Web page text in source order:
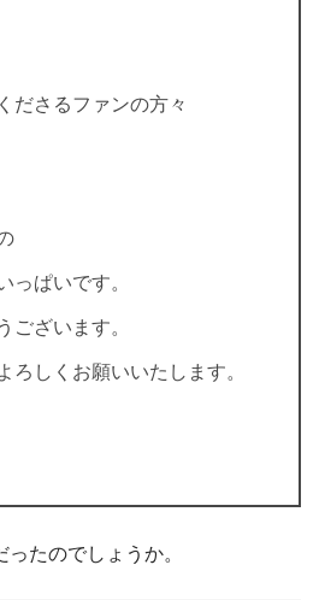
ださるファンの方々
っぱいです。
ございます。
ろしくお願いいたします。
たのでしょうか。